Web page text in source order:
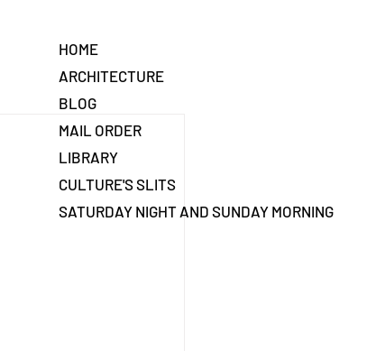
HOME
ARCHITECTURE
BLOG
MAIL ORDER
LIBRARY
CULTURE'S SLITS
SATURDAY NIGHT AND SUNDAY MORNING